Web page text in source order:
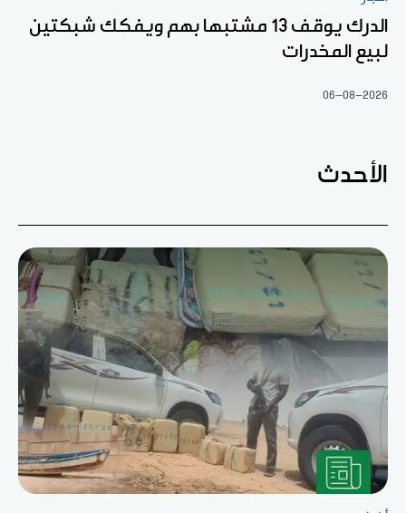
الدرك يوقف 13 مشتبها بهم ويفكك شبكتين
لبيع المخدرات
06-08-2026
الأحدث